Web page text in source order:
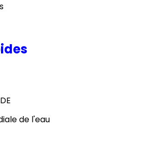
de l'eau